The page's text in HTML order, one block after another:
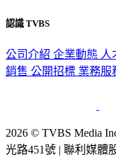
認識 TVBS
公司介紹 企業動態 人
銷售 公開招標 業務服
2026 © TVBS Media
光路451號 | 聯利媒體